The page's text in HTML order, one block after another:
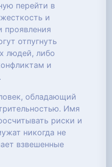
перейти в
и
проявления
отпугнуть
людей, либо
и
обладающий
Имя
риски и
никогда не
взвешенные